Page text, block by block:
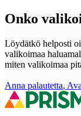
Onko
Löydätkö helposti
valikoimaa
miten valikoimaa
Anna palautetta,